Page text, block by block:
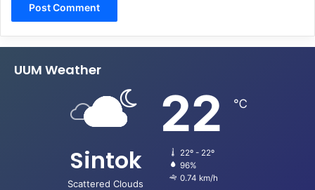
UUM Weather
Sintok
Scattered Clouds
22 ℃
22º - 22º
96%
0.74 km/h